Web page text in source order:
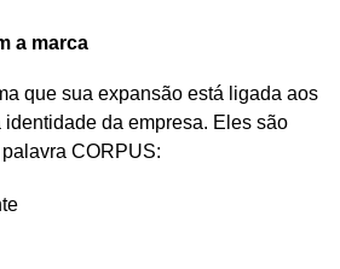
a marca
que sua expansão está ligada aos
da empresa. Eles são
CORPUS: